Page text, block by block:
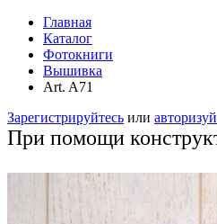
Главная
Каталог
Фотокниги
Вышивка
Art. A71
Зарегистрируйтесь или
При помощи